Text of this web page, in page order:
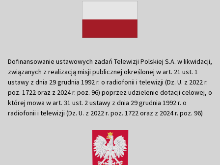
Dofinansowanie ustawowych zadań Telewizji Polskiej S.A. w likwidacji,
związanych z realizacją misji publicznej określonej w art. 21 ust. 1
ustawy z dnia 29 grudnia 1992 r. o radiofonii i telewizji (Dz. U. z 2022 r.
poz. 1722 oraz z 2024 r. poz. 96) poprzez udzielenie dotacji celowej, o
której mowa w art. 31 ust. 2 ustawy z dnia 29 grudnia 1992 r. o
radiofonii i telewizji (Dz. U. z 2022 r. poz. 1722 oraz z 2024 r. poz. 96)